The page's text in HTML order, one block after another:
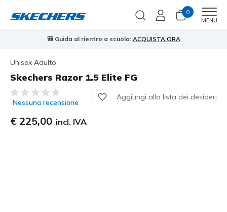
0
MENU
🎒 Guida al rientro a scuola: ACQUISTA ORA
Unisex Adulto
Skechers Razor 1.5 Elite FG
Valutazione cliente 3,7 su 5
Nessuna recensione
Aggiungi alla lista dei desideri
€ 225,00 incl. IVA